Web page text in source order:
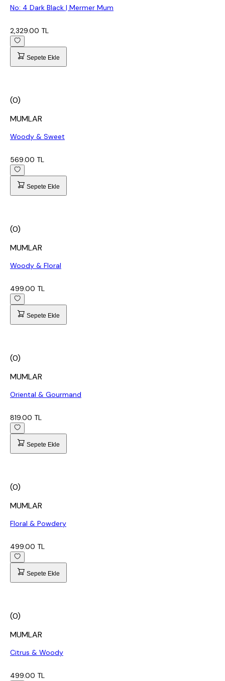
No: 4 Dark Black | Mermer Mum
2,329.00 TL
Sepete Ekle
(0)
MUMLAR
Woody & Sweet
569.00 TL
Sepete Ekle
(0)
MUMLAR
Woody & Floral
499.00 TL
Sepete Ekle
(0)
MUMLAR
Oriental & Gourmand
819.00 TL
Sepete Ekle
(0)
MUMLAR
Floral & Powdery
499.00 TL
Sepete Ekle
(0)
MUMLAR
Citrus & Woody
499.00 TL